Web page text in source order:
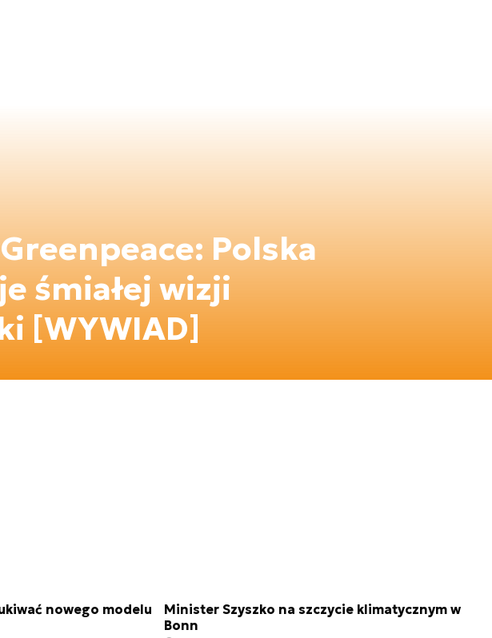
Polska
śmiałej wizji
[WYWIAD]
nowego modelu
Minister Szyszko na szczycie klimatycznym w
Bonn